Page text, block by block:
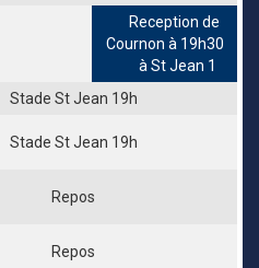
Reception de
Cournon à 19h30
à St Jean 1
Stade St Jean 19h
Stade St Jean 19h
Repos
Repos